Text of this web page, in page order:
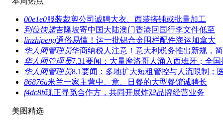
00e1e0服装裁剪公司诚聘大衣、西装搭铺或批量加工
到位快递吉隆坡寄中国大陆澳门香港回国行李文件低至
linzhipeng通俗易懂！运一批铝合金围栏配件海运加拿大
华人网管理员华商纳税人注意！意大利税务推出新规，
华人网管理员7.31要闻：大量摩洛哥人涌入西班牙；全国
华人网管理员8.1要闻：多地扩大短租管控与人流限制；
86876a米兰一家主营中、意、日餐的大型餐馆诚聘长
f4dc8b现正寻觅合作方，共同开展炸鸡品牌经营业务
美图精选